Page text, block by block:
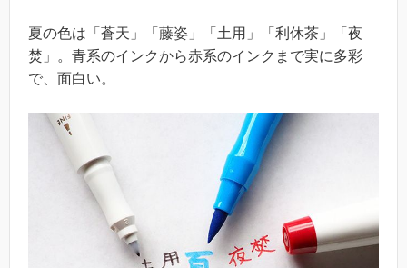
夏の色は「蒼天」「藤姿」「土用」「利休茶」「夜
焚」。青系のインクから赤系のインクまで実に多彩
で、面白い。